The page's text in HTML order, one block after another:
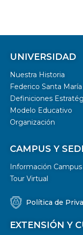
UNIVERSIDAD
Nuestra Historia
Federico Santa María
Definiciones
Modelo Educativo
Organización
CAMPUS Y
Información
Tour Virtual
Política de
EXTENSIÓN Y